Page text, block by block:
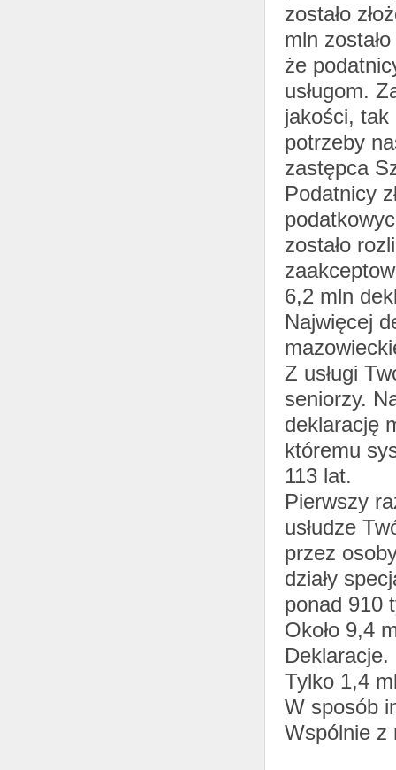
zostało
mln
że
usługom.
jakości, tak
potrzeby
zastępca
Podatnicy
zostało
6,2 mln
Najwięcej
Z usługi
seniorzy.
deklarację
któremu
113 lat.
Pierwszy
usłudze
przez
działy
ponad 910
Około 9,4
Deklaracje.
Tylko 1,4
W sposób
Wspólnie z